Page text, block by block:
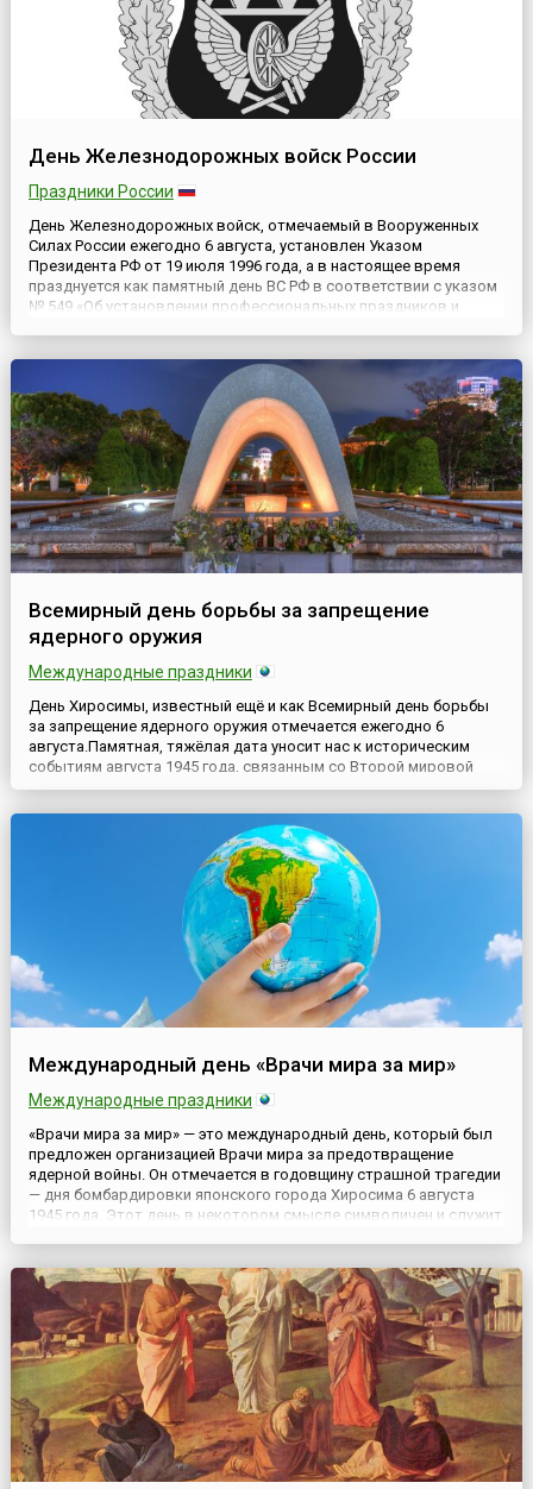
День Железнодорожных войск России
Праздники России
День Железнодорожных войск, отмечаемый в Вооруженных
Силах России ежегодно 6 августа, установлен Указом
Президента РФ от 19 июля 1996 года, а в настоящее время
празднуется как памятный день ВС РФ в соответствии с указом
№ 549 «Об установлении профессиональных праздников и
Всемирный день борьбы за запрещение
ядерного оружия
Международные праздники
День Хиросимы, известный ещё и как Всемирный день борьбы
за запрещение ядерного оружия отмечается ежегодно 6
августа.Памятная, тяжёлая дата уносит нас к историческим
событиям августа 1945 года, связанным со Второй мировой
войной. Создание атомной бомбы в США и первое испытание
Мексико в июле 1945 года положило начало новому этапу в
Международный день «Врачи мира за мир»
Международные праздники
«Врачи мира за мир» — это международный день, который был
предложен организацией Врачи мира за предотвращение
ядерной войны. Он отмечается в годовщину страшной трагедии
— дня бомбардировки японского города Хиросима 6 августа
1945 года. Этот день в некотором смысле символичен и служит